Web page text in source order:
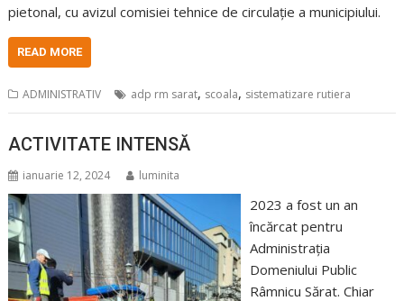
pietonal, cu avizul comisiei tehnice de circulație a municipiului.
READ MORE
ADMINISTRATIV adp rm sarat, scoala, sistematizare rutiera
ACTIVITATE INTENSĂ
ianuarie 12, 2024 luminita
2023 a fost un an
încărcat pentru
Administrația
Domeniului Public
Râmnicu Sărat. Chiar